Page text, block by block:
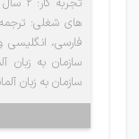
های شغلی:
فارسی، انگلیسی و
سازمان به زبان
سازمان به زبان